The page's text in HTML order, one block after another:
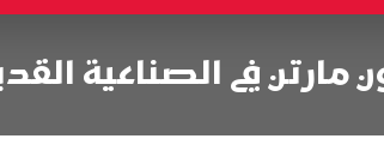
مارتن في الصناعية